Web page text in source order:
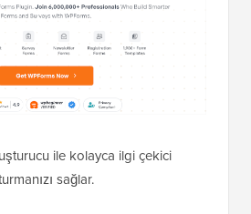
ile kolayca ilgi çekici
sağlar.